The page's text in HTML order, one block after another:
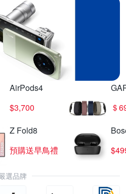
AirPods4
$3,700
＄
Z Fold8
預購送早鳥禮
選品牌